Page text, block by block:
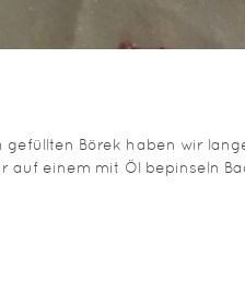
gefüllten Börek haben wir
auf einem mit Öl bepinseln